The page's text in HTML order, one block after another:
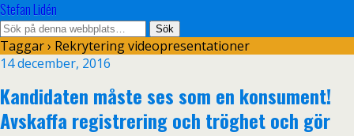
Stefan Lidén
Taggar › Rekrytering videopresentationer
14 december, 2016
Kandidaten måste ses som en konsument!
Avskaffa registrering och tröghet och gör